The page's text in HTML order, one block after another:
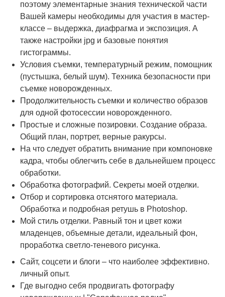
поэтому элементарные знания технической части
Вашей камеры необходимы для участия в мастер-
классе – выдержка, диафрагма и экспозиция. А
также настройки jpg и базовые понятия
гистограммы.
Условия съемки, температурный режим, помощник
(пустышка, белый шум). Техника безопасности при
съемке новорожденных.
Продолжительность съемки и количество образов
для одной фотосессии новорожденного.
Простые и сложные позировки. Создание образа.
Общий план, портрет, верные ракурсы.
На что следует обратить внимание при компоновке
кадра, чтобы облегчить себе в дальнейшем процесс
обработки.
Обработка фотографий. Секреты моей отделки.
Отбор и сортировка отснятого материала.
Обработка и подробная ретушь в Photoshop.
Мой стиль отделки. Равный тон и цвет кожи
младенцев, объемные детали, идеальный фон,
проработка светло-теневого рисунка.
Сайт, соцсети и блоги – что наиболее эффективно.
личный опыт.
Где выгодно себя продвигать фотографу